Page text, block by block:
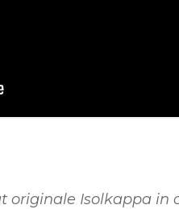
originale Isolkappa in